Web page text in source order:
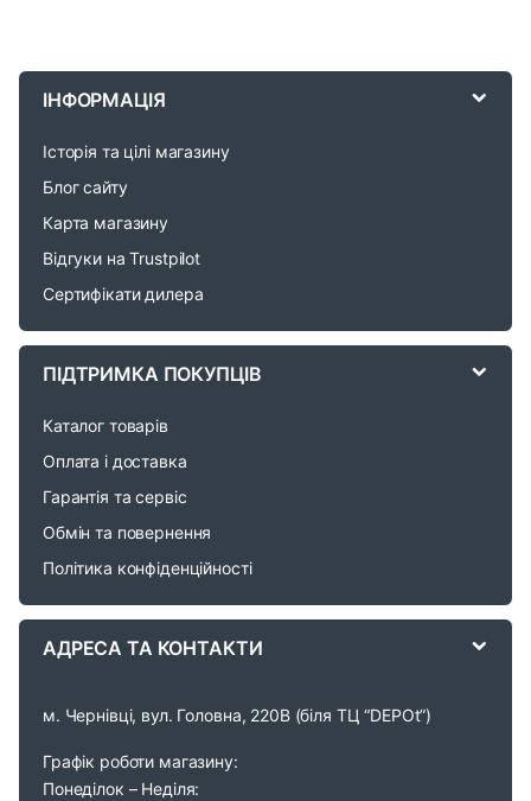
C
ІНФОРМАЦІЯ
Історія та цілі магазину
Блог сайту
Карта магазину
Відгуки на Trustpilot
Сертифікати дилера
ПІДТРИМКА ПОКУПЦІВ
Каталог товарів
Оплата і доставка
Гарантія та сервіс
Обмін та повернення
Політика конфіденційності
АДРЕСА ТА КОНТАКТИ
м. Чернівці, вул. Головна, 220В (біля ТЦ “DEPOt”)
Графік роботи магазину:
Понеділок – Неділя: